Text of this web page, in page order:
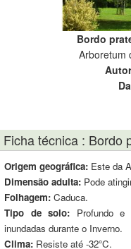
Bordo
Arboretum
Ficha técnica : Bordo
Origem geográfica: Este da
Dimensão adulta: Pode
Folhagem: Caduca.
Tipo de solo: Profundo e
inundadas durante o Inverno.
Clima: Resiste até -32°C.